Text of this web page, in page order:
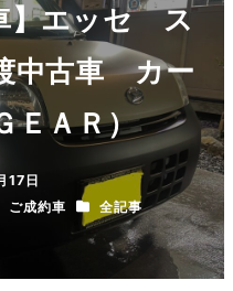
】エッセ ス
中古車 カー
ＥＡＲ）
17日
ゴリー
ご成約車 カテゴリー
全記事